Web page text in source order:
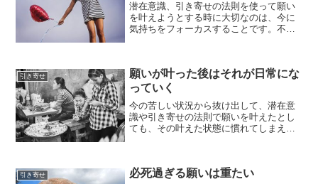
潜在意識、引き寄せの法則を使って願い
を叶えようとする時に大切なのは、今に
気持ちをフォーカスすることです。不安
ちをフォーカスするだけメ...
引き寄せ
願いが叶った後はそれが日常にな
っていく
今の苦しい状況から抜け出して、潜在意
識や引き寄せの法則で願いを叶えたとし
ても、その叶えた状態に慣れてしまえ
さえあれば、恋愛成就さえで...
引き寄せ 必死過ぎる願いは重たい